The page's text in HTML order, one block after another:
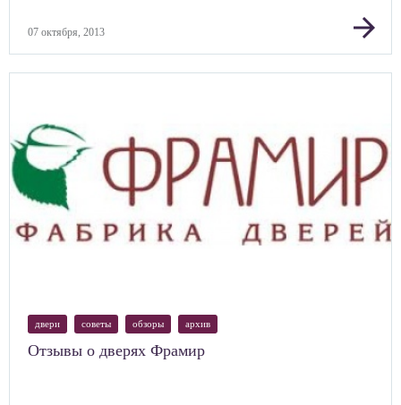
07 октября, 2013 arrow_forward
двери советы обзоры архив
Отзывы о дверях Фрамир